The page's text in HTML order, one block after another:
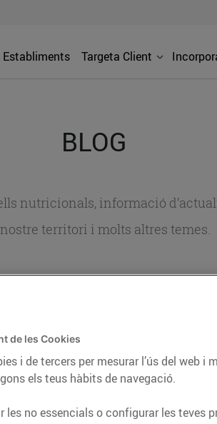
Establiments Targeta Client
BLOG
nutricionals, informació
territori i molts altres temes.
de les Cookies
i de tercers per mesurar l’ús del web i
els teus hàbits de navegació.
les no essencials o configurar les teves